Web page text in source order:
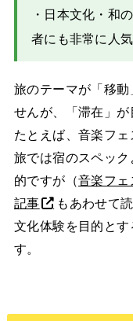
・日本文化・和
者にも非常に人気
旅のテーマが「移
せんが、「滞在」が
たとえば、音楽フ
旅では宿のスペッ
的ですが（音楽フ
記事
もあわせて
文化体験を目的と
す。